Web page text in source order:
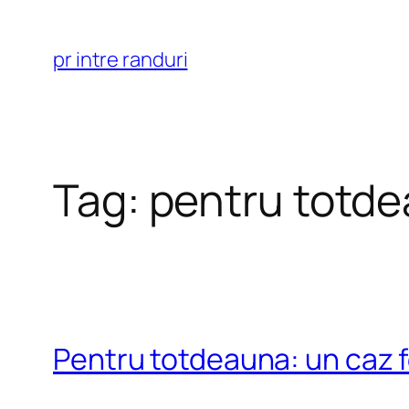
content
pr intre randuri
Tag: pentru
Pentru totdeauna: un caz